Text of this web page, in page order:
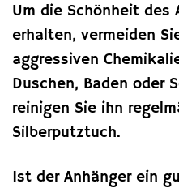
Um die Schönheit des
erhalten, vermeiden
aggressiven
Duschen, Baden oder
reinigen Sie ihn
Silberputztuch.
Ist der Anhänger ein